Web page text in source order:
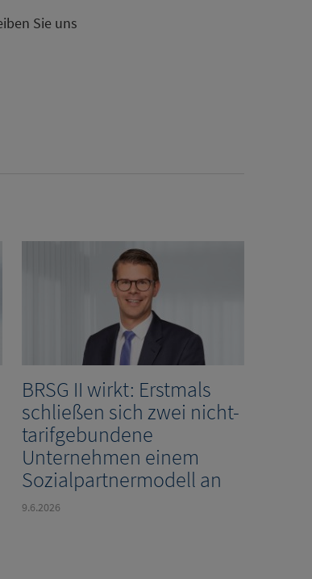
Sie uns
BRSG II wirkt: Erstmals
schließen sich zwei nicht-
tarifgebundene
Unternehmen einem
Sozialpartnermodell an
9.6.2026